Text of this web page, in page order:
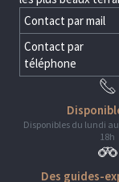
Contact par mail
Contact par
téléphone
Disponibles du lundi
18h
Des guides-